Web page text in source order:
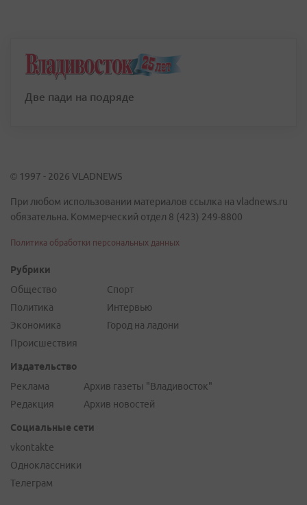
Две пади на подряде
© 1997 - 2026 VLADNEWS
При любом использовании материалов ссылка на vladnews.ru
обязательна. Коммерческий отдел 8 (423) 249-8800
Политика обработки персональных данных
Рубрики
Общество
Политика
Экономика
Происшествия
Спорт
Интервью
Город на ладони
Издательство
Реклама
Редакция
Архив газеты "Владивосток"
Архив новостей
Социальные сети
vkontakte
Одноклассники
Телеграм